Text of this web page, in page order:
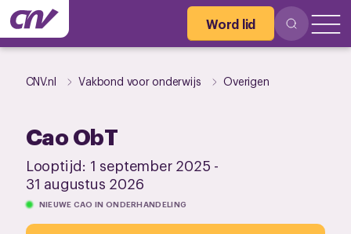
Word lid
CNV.nl Vakbond voor onderwijs Overigen
Cao ObT
Looptijd: 1 september 2025 -
31 augustus 2026
NIEUWE CAO IN ONDERHANDELING